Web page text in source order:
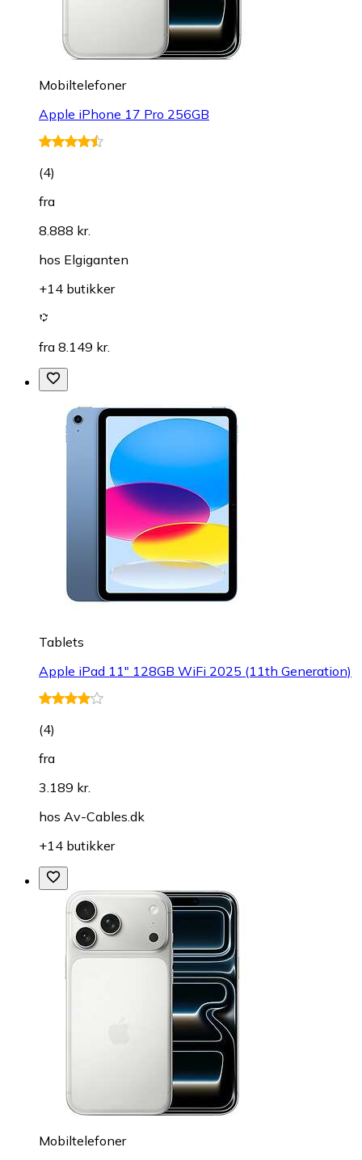
Mobiltelefoner
Apple iPhone 17 Pro 256GB
(4)
fra
8.888 kr.
hos Elgiganten
+14 butikker
fra 8.149 kr.
Tablets
Apple iPad 11" 128GB WiFi 2025 (11th Generation)
(4)
fra
3.189 kr.
hos Av-Cables.dk
+14 butikker
Mobiltelefoner